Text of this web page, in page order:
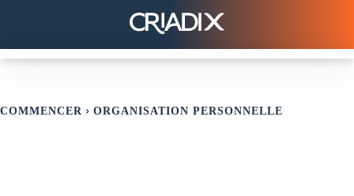
COMMENCER ORGANISATION PERSONNELLE